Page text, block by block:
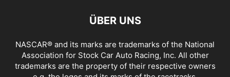
ÜBER UNS
NASCAR® and its marks are trademarks of the National
Association for Stock Car Auto Racing, Inc. All other
trademarks are the property of their respective owners